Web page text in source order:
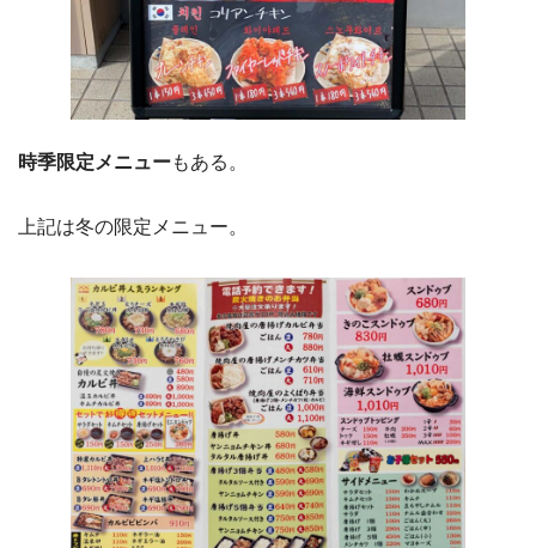
時季限定メニューもある。
上記は冬の限定メニュー。